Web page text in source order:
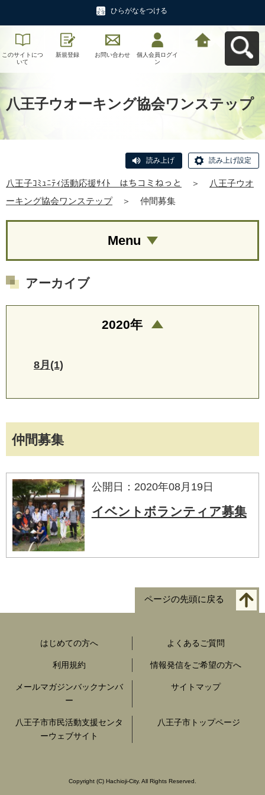
ひらがなをつける
このサイトにつ
いて
新規登録 お問い合わせ
個人会員ログイ
ン
八王子ウオーキング協会ワンステップ
読み上げ 読み上げ設定
八王子ｺﾐｭﾆﾃｨ活動応援ｻｲﾄ はちコミねっと ＞
八王子ウオ
ーキング協会ワンステップ
＞ 仲間募集
仲間募集
公開日：2020年08月19日
イベントボランティア募集
Menu
アーカイブ
2020年
8月(1)
ページの先頭に戻る
はじめての方へ よくあるご質問
利用規約 情報発信をご希望の方へ
メールマガジンバックナンバ
ー
サイトマップ
八王子市市民活動支援センタ
ーウェブサイト
八王子市トップページ
Copyright (C) Hachioji-City. All Rights Reserved.